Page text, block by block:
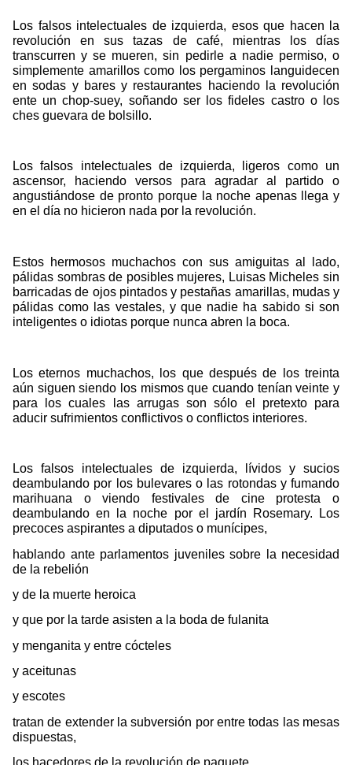
Los falsos intelectuales de izquierda, esos que hacen la
revolución en sus tazas de café, mientras los días
transcurren y se mueren, sin pedirle a nadie permiso, o
simplemente amarillos como los pergaminos languidecen
en sodas y bares y restaurantes haciendo la revolución
ente un chop-suey, soñando ser los fideles castro o los
ches guevara de bolsillo.
Los falsos intelectuales de izquierda, ligeros como un
ascensor, haciendo versos para agradar al partido o
angustiándose de pronto porque la noche apenas llega y
en el día no hicieron nada por la revolución.
Estos hermosos muchachos con sus amiguitas al lado,
pálidas sombras de posibles mujeres, Luisas Micheles sin
barricadas de ojos pintados y pestañas amarillas, mudas y
pálidas como las vestales, y que nadie ha sabido si son
inteligentes o idiotas porque nunca abren la boca.
Los eternos muchachos, los que después de los treinta
aún siguen siendo los mismos que cuando tenían veinte y
para los cuales las arrugas son sólo el pretexto para
aducir sufrimientos conflictivos o conflictos interiores.
Los falsos intelectuales de izquierda, lívidos y sucios
deambulando por los bulevares o las rotondas y fumando
marihuana o viendo festivales de cine protesta o
deambulando en la noche por el jardín Rosemary. Los
precoces aspirantes a diputados o munícipes,
hablando ante parlamentos juveniles sobre la necesidad
de la rebelión
y de la muerte heroica
y que por la tarde asisten a la boda de fulanita
y menganita y entre cócteles
y aceitunas
y escotes
tratan de extender la subversión por entre todas las mesas
dispuestas,
los hacedores de la revolución de paquete,